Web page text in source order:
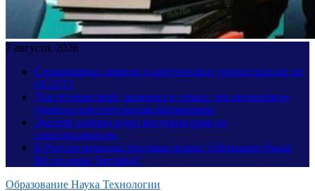
7 августа, 2026
Страховщики заявили о критическом уровне выплат по
ОСАГО
Для путешествий, шопинга и семьи: эти автомобили
удивили вместительным багажником
Эксперт оценил идею введения прав на
электросамокаты
В России начались продажи новых Volkswagen Passat
B9: по цене “китайца”
Образование Наука Технологии